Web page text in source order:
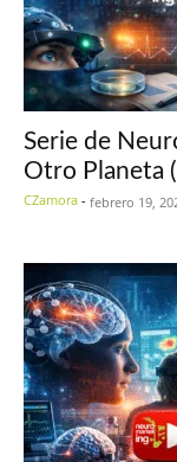
Serie de
Otro Planeta
CZamora - febrero 19,